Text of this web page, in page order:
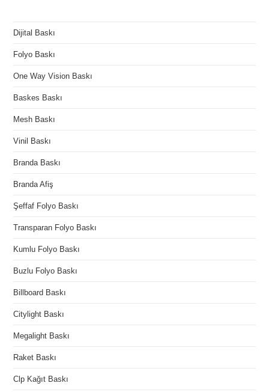
Dijital Baskı
Folyo Baskı
One Way Vision Baskı
Baskes Baskı
Mesh Baskı
Vinil Baskı
Branda Baskı
Branda Afiş
Şeffaf Folyo Baskı
Transparan Folyo Baskı
Kumlu Folyo Baskı
Buzlu Folyo Baskı
Billboard Baskı
Citylight Baskı
Megalight Baskı
Raket Baskı
Clp Kağıt Baskı